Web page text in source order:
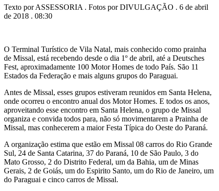
Texto por ASSESSORIA . Fotos por DIVULGAÇÃO . 6 de abril
de 2018 . 08:30
O Terminal Turístico de Vila Natal, mais conhecido como prainha
de Missal, está recebendo desde o dia 1º de abril, até a Deutsches
Fest, aproximadamente 100 Motor Homes de todo País. São 11
Estados da Federação e mais alguns grupos do Paraguai.
Antes de Missal, esses grupos estiveram reunidos em Santa Helena,
onde ocorreu o encontro anual dos Motor Homes. E todos os anos,
aproveitando esse encontro em Santa Helena, o grupo de Missal
organiza e convida todos para, não só movimentarem a Prainha de
Missal, mas conhecerem a maior Festa Típica do Oeste do Paraná.
A organização estima que estão em Missal 08 carros do Rio Grande
Sul, 24 de Santa Catarina, 37 do Paraná, 10 de São Paulo, 3 do
Mato Grosso, 2 do Distrito Federal, um da Bahia, um de Minas
Gerais, 2 de Goiás, um do Espirito Santo, um do Rio de Janeiro, um
do Paraguai e cinco carros de Missal.